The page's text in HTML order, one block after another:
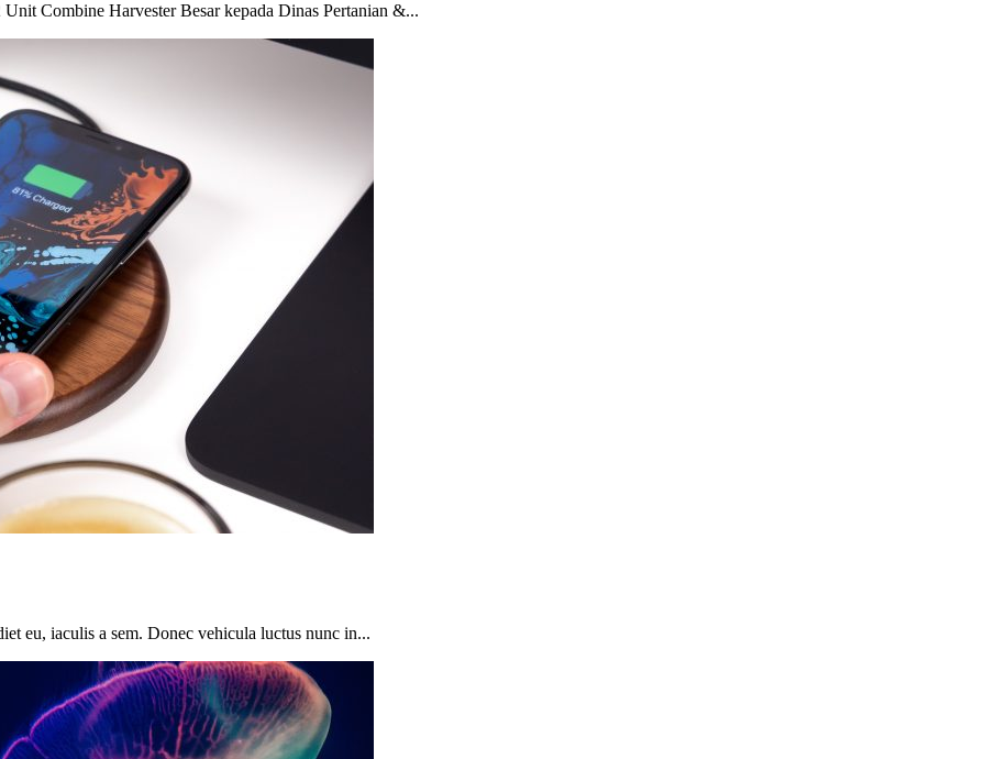
Combine Harvester Besar kepada Dinas Pertanian &...
eu, iaculis a sem. Donec vehicula luctus nunc in...